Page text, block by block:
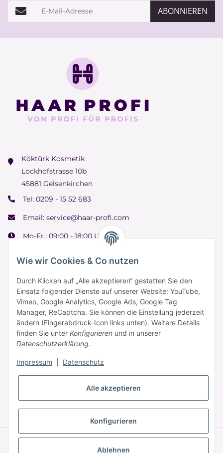
Wie wir Cookies & Co nutzen
Durch Klicken auf „Alle akzeptieren“ gestatten Sie den
Einsatz folgender Dienste auf unserer Website: YouTube,
Vimeo, Google Analytics, Google Ads, Google Tag
Manager, ReCaptcha. Sie können die Einstellung jederzeit
ändern (Fingerabdruck-Icon links unten). Weitere Details
finden Sie unter Konfigurieren und in unserer
Datenschutzerklärung.
Impressum Datenschutz
Alle akzeptieren
Konfigurieren
Ablehnen
E-Mail-Adresse ABONNIEREN
Köktürk Kosmetik
Lockhofstrasse 10b
45881 Gelsenkirchen
Tel: 0209 - 15 52 683
Email: service@haar-profi.com
Mo-Fr.: 09:00 - 18:00 Uhr
Samstag: 09:00 - 15:00 Uhr
Informationen
Zahlung & Versand
© © 2025 HAAR PROFI – A brand of Novon Professional GmbH
JTL-Shop|FIRE JTL-Shop Template